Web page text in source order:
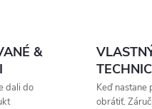
&
dali do
Keď nastane
obrátiť.